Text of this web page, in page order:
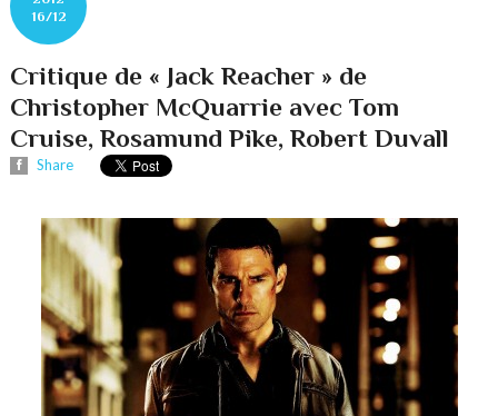
16/12
Critique de « Jack Reacher » de
Christopher McQuarrie avec Tom
Cruise, Rosamund Pike, Robert Duvall
Share